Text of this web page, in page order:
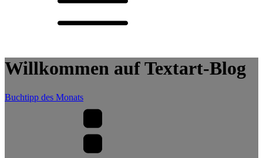
Willkommen auf Textart-Blog
Buchtipp des Monats